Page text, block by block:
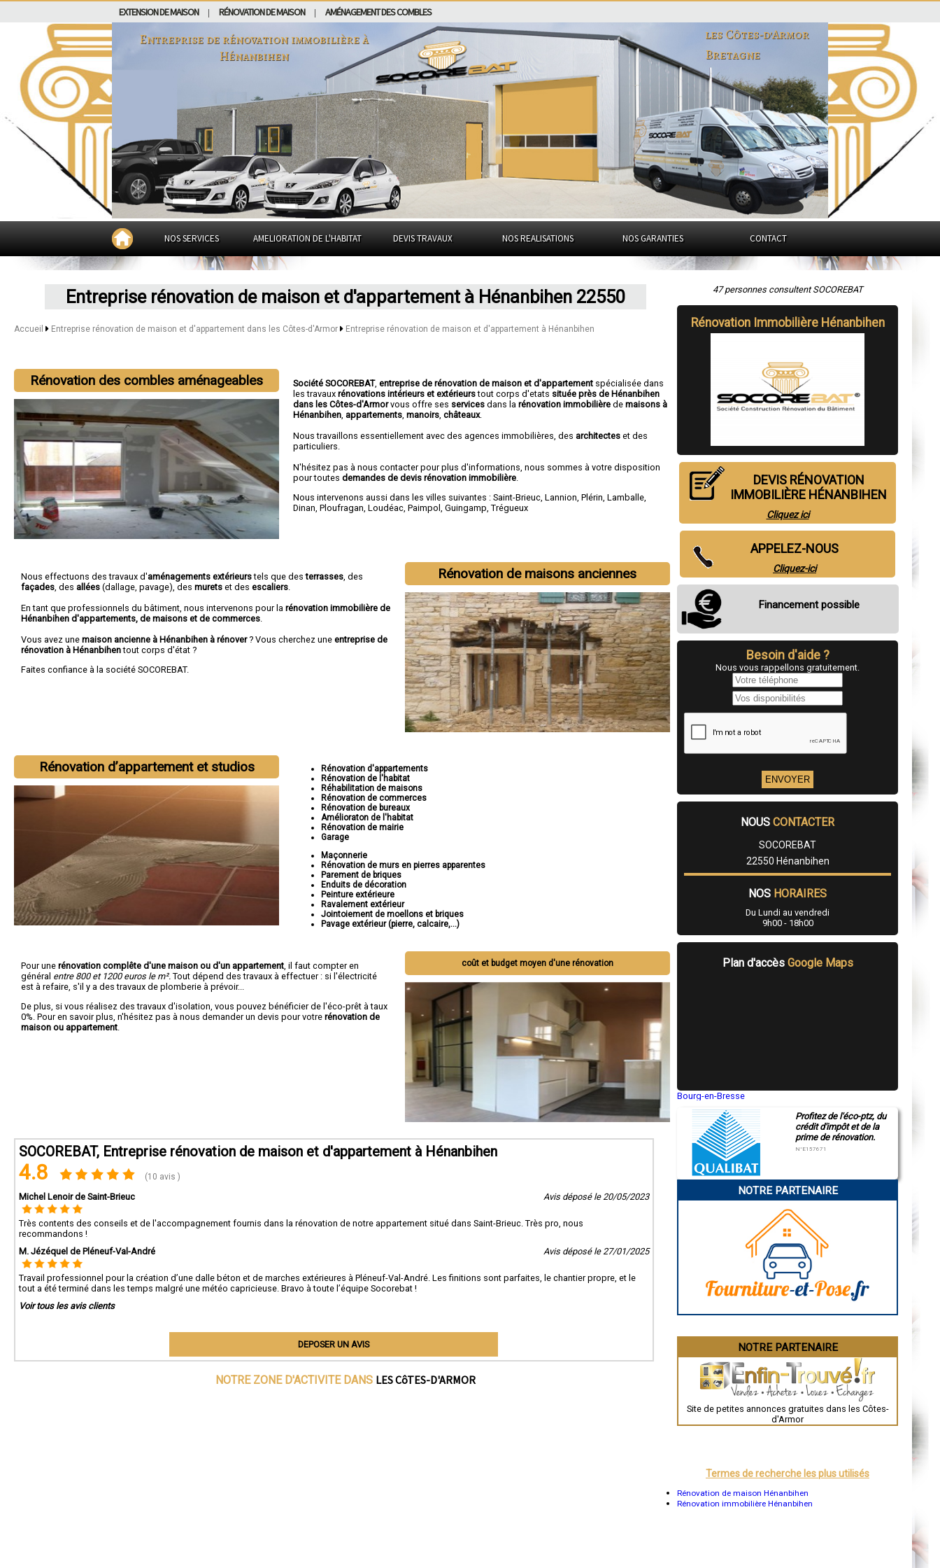
EXTENSION DE MAISON RÉNOVATION DE MAISON AMÉNAGEMENT DES COMBLES
Entreprise de rénovation immobilière à
Hénanbihen
les Côtes-d'Armor
Bretagne
NOS SERVICES AMELIORATION DE L'HABITAT DEVIS TRAVAUX NOS REALISATIONS NOS GARANTIES CONTACT
Entreprise rénovation de maison et d'appartement à Hénanbihen 22550
Accueil Entreprise rénovation de maison et d'appartement dans les Côtes-d'Armor Entreprise rénovation de maison et d'appartement à Hénanbihen
Rénovation des combles aménageables Société SOCOREBAT,entreprise de rénovation de maison et d'appartement spécialisée dans
les travauxrénovations intérieurs et extérieurstout corps d'etats située près de Hénanbihen
dans les Côtes-d'Armorvous offre ses services dans larénovation immobilière demaisons à
Hénanbihen appartements ,manoirs ,châteaux.
Nous travaillons essentiellement avec des agences immobilières, des architectes et des
particuliers.
N'hésitez pas à nous contacter pour plus d'informations, nous sommes à votre disposition
pour toutesdemandes de devis rénovation immobilière
Nous intervenons aussi dans les villes suivantes :Saint-Brieuc ,Lannion ,Plérin ,Lamballe
Dinan ,Ploufragan ,Loudéac ,Paimpol ,Guingamp ,Trégueux
Rénovation de maisons anciennes
Nous effectuons des travaux d'aménagements extérieurstels que desterrasses , des
façades , des allées (dallage, pavage), des murets et des escaliers
En tant que professionnels du bâtiment, nous intervenons pour la rénovation immobilière de
Hénanbihen d'appartements, de maisons et de commerces
Vous avez une maison ancienne à Hénanbihen à rénover? Vous cherchez une entreprise de
rénovation à Hénanbihentout corps d'état ?
Faites confiance à la société SOCOREBAT.
Rénovation d’appartement et studios
Rénovation d'appartements
Rénovation de l'habitat
Réhabilitation de maisons
Rénovation de commerces
Rénovation de bureaux
Amélioraton de l'habitat
Rénovation de mairie
Garage
Maçonnerie
Rénovation de murs en pierres apparentes
Parement de briques
Enduits de décoration
Peinture extérieure
Ravalement extérieur
Jointoiement de moellons et briques
Pavage extérieur (pierre, calcaire,...)
coût et budget moyen d'une rénovation
Pour une rénovation complête d'une maison ou d'un appartement , il faut compter en
général entre 800 et 1200 euros le m². Tout dépend des travaux à effectuer : si l'électricité
est à refaire, s'il y a des travaux de plomberie à prévoir...
De plus, si vous réalisez des travaux d'isolation, vous pouvez bénéficier de l'éco-prêt à taux
0%. Pour en savoir plus, n'hésitez pas à nous demander un devis pour votre rénovation de
maison ou appartement
SOCOREBAT, Entreprise rénovation de maison et d'appartement à Hénanbihen
4.8 (10 avis )
Michel Lenoir de Saint-Brieuc Avis déposé le 20/05/2023
Très contents des conseils et de l'accompagnement fournis dans la rénovation de notre appartement situé dans Saint-Brieuc. Très pro, nous
recommandons !
M. Jézéquel de Pléneuf-Val-André
Avis déposé le 27/01/2025
Travail professionnel pour la création d’une dalle béton et de marches extérieures à Pléneuf-Val-André. Les finitions sont parfaites, le chantier propre, et le
tout a été terminé dans les temps malgré une météo capricieuse. Bravo à toute l’équipe Socorebat !
Voir tous les avis clients
DEPOSER UN AVIS
NOTRE ZONE D'ACTIVITE DANS LES CôTES-D'ARMOR
47 personnes consultent SOCOREBAT
Rénovation Immobilière Hénanbihen
DEVIS RÉNOVATION
IMMOBILIÈRE HÉNANBIHEN
Cliquez ici
APPELEZ-NOUS
Cliquez-ici
Financement possible
Besoin d'aide ?
Nous vous rappellons gratuitement.
NOUS CONTACTER
SOCOREBAT
22550 Hénanbihen
NOS HORAIRES
Du Lundi au vendredi
9h00 - 18h00
Plan d'accès Google Maps
Bourg-en-Bresse
Montluçon
Manosque
Gap
Charleville-Mézières
Pamiers
Narbonne
Brive-la-Gaillarde
Guéret
Besançon
Évreux
Chartres
Nîmes
Auch
Grenoble
Mont-de-Marsan
Blois
Profitez de l'éco-ptz, du
crédit d'impôt et de la
prime de rénovation.
N°E157671
NOTRE PARTENAIRE
NOTRE PARTENAIRE
Site de petites annonces gratuites dans les Côtes-
d'Armor
Termes de recherche les plus utilisés
Rénovation de maison Hénanbihen
Rénovation immobilière Hénanbihen